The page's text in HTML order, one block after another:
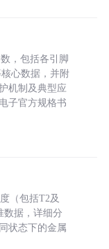
，包括各引脚
心数据，并附
机制及典型应
子官方规格书
（包括T2及
数据，详细分
状态下的金属